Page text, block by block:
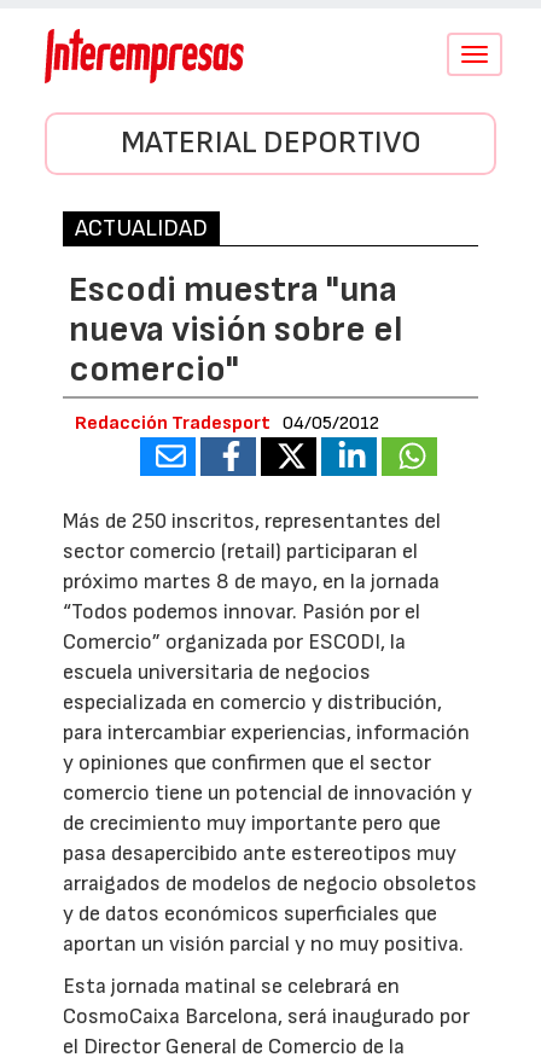
Conmutar
MATERIAL DEPORTIVO
ACTUALIDAD
Escodi muestra "una
nueva visión sobre el
comercio"
Redacción Tradesport 04/05/2012
Más de 250 inscritos, representantes del
sector comercio (retail) participaran el
próximo martes 8 de mayo, en la jornada
“Todos podemos innovar. Pasión por el
Comercio” organizada por ESCODI, la
escuela universitaria de negocios
especializada en comercio y distribución,
para intercambiar experiencias, información
y opiniones que confirmen que el sector
comercio tiene un potencial de innovación y
de crecimiento muy importante pero que
pasa desapercibido ante estereotipos muy
arraigados de modelos de negocio obsoletos
y de datos económicos superficiales que
aportan un visión parcial y no muy positiva.
Esta jornada matinal se celebrará en
CosmoCaixa Barcelona, será inaugurado por
el Director General de Comercio de la